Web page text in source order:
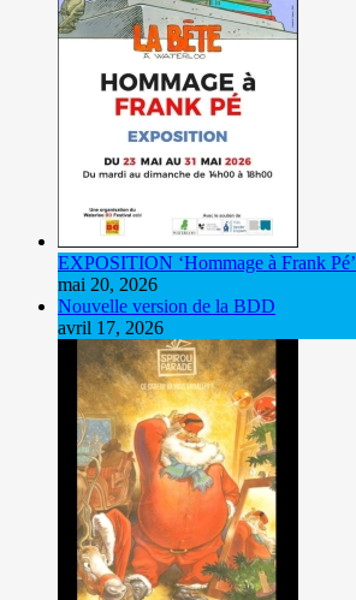
EXPOSITION ‘Hommage à Frank Pé’
mai 20, 2026
Nouvelle version de la BDD
avril 17, 2026